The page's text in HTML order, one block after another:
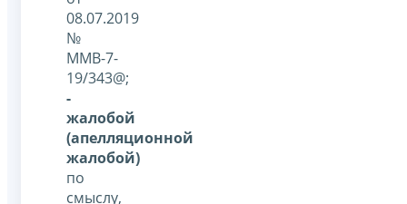
08.07.2019
№
ММВ-7-
19/343@;
-
жалобой
(апелляционной
жалобой)
по
смыслу,